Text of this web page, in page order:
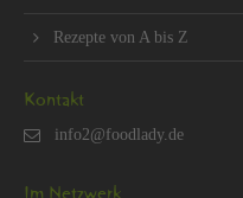
Re­zep­te von A bis Z
Kon­takt